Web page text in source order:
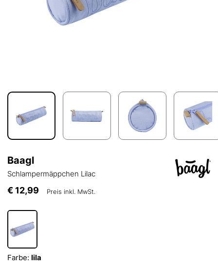
Baagl
Schlampermäppchen Lilac
€ 12,99 Preis inkl. MwSt.
Farbe: lila